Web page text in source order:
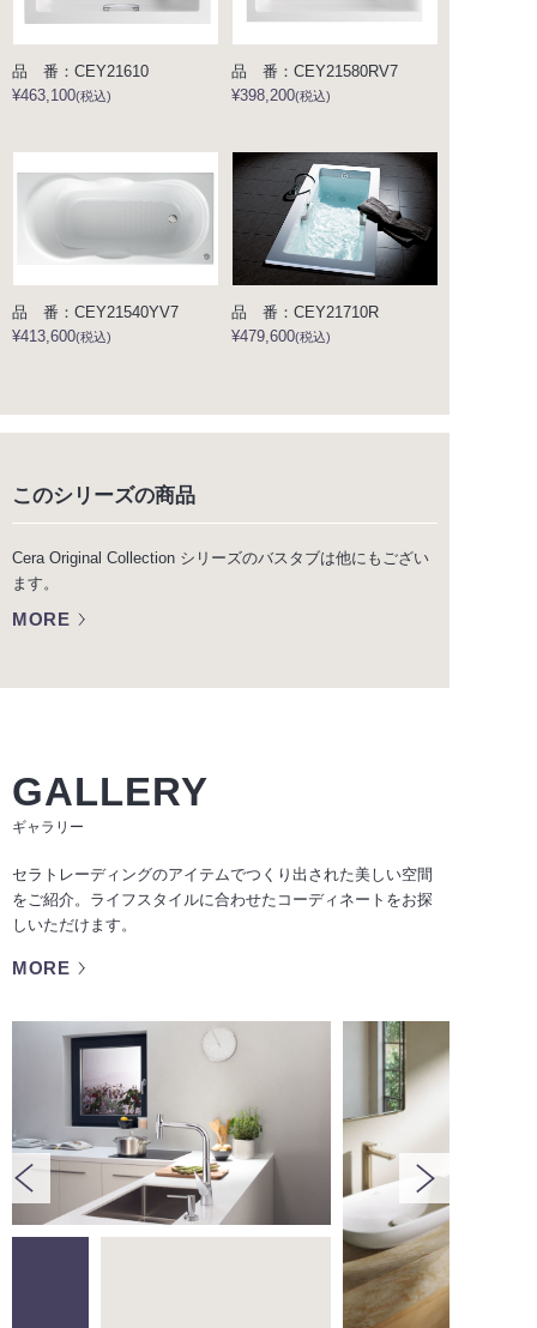
品 番：CEY21610
¥463,100(税込)
品 番：CEY21580RV7
¥398,200(税込)
品 番：CEY21540YV7
¥413,600(税込)
品 番：CEY21710R
¥479,600(税込)
このシリーズの商品
Cera Original Collection シリーズのバスタブは他にもござい
ます。
MORE
GALLERY
ギャラリー
セラトレーディングのアイテムでつくり出された美しい空間
をご紹介。ライフスタイルに合わせたコーディネートをお探
しいただけます。
MORE